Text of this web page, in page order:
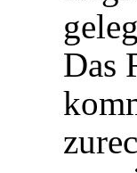
Das